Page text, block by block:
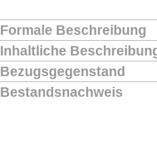
Formale Beschreibung
Inhaltliche
Bezugsgegenstand
Bestandsnachweis